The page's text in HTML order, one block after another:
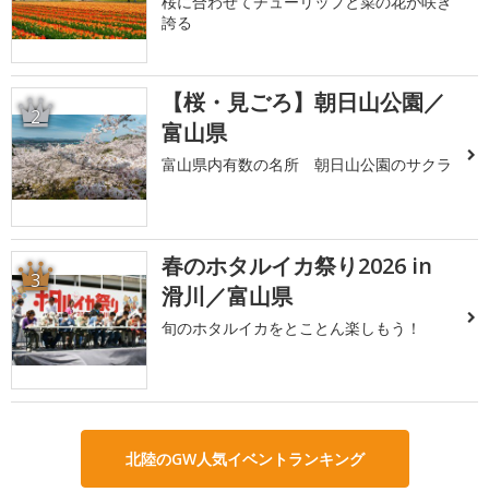
誇る
2
【桜・見ごろ】朝日山公園／
富山県
富山県内有数の名所 朝日山公園のサクラ
3
春のホタルイカ祭り2026 in
滑川／富山県
旬のホタルイカをとことん楽しもう！
北陸のGW人気イベントランキング